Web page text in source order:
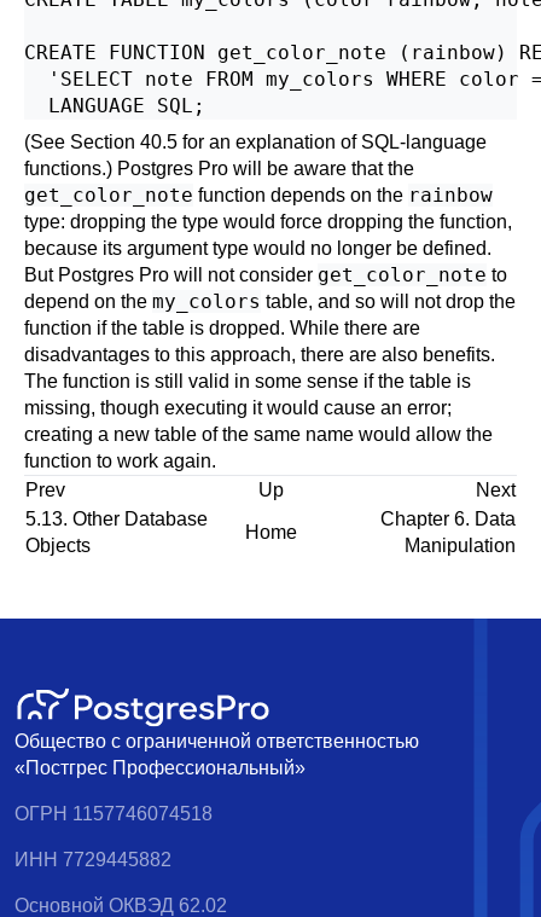
CREATE FUNCTION get_color_note (rainbow)
'SELECT note FROM my_colors WHERE color
(See Section 40.5 for an explanation of SQL-language
functions.) Postgres Pro will be aware that the
get_color_note function depends on the rainbow
type: dropping the type would force dropping the function,
because its argument type would no longer be defined.
But Postgres Pro will not consider get_color_note to
depend on the my_colors table, and so will not drop the
function if the table is dropped. While there are
disadvantages to this approach, there are also benefits.
The function is still valid in some sense if the table is
missing, though executing it would cause an error;
creating a new table of the same name would allow the
function to work again.
Prev
Up
Next
5.13. Other Database
Objects
Home
Chapter 6. Data
Manipulation
Общество с ограниченной ответственностью
«Постгрес Профессиональный»
ОГРН 1157746074518
ИНН 7729445882
Основной ОКВЭД 62.02